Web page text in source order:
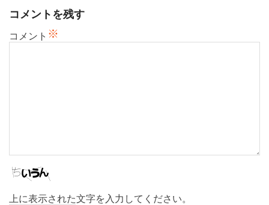
コメントを残す
コメント ※
上に表示された文字を入力してください。